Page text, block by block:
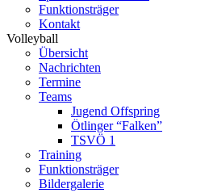
Funktionsträger
Kontakt
Volleyball
Übersicht
Nachrichten
Termine
Teams
Jugend Offspring
Ötlinger “Falken”
TSVÖ 1
Training
Funktionsträger
Bildergalerie